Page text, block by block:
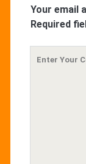
Your email
Required